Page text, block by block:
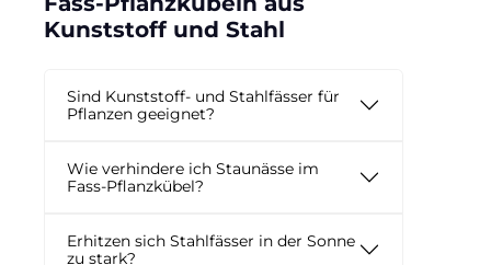
Kunststoff und Stahl
Sind Kunststoff- und Stahlfässer für
Pflanzen geeignet?
Wie verhindere ich Staunässe im
Fass-Pflanzkübel?
Erhitzen sich Stahlfässer in der Sonne
zu stark?